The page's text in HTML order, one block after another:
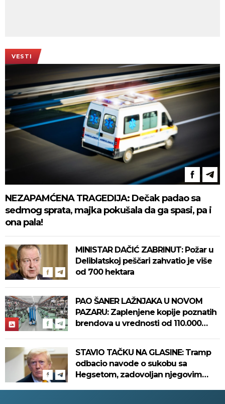
VESTI
NEZAPAMĆENA TRAGEDIJA: Dečak padao sa
sedmog sprata, majka pokušala da ga spasi, pa i
ona pala!
MINISTAR DAČIĆ ZABRINUT: Požar u
Deliblatskoj peščari zahvatio je više
od 700 hektara
PAO ŠANER LAŽNJAKA U NOVOM
PAZARU: Zaplenjene kopije poznatih
brendova u vrednosti od 110.000
STAVIO TAČKU NA GLASINE: Tramp
odbacio navode o sukobu sa
Hegsetom, zadovoljan njegovim